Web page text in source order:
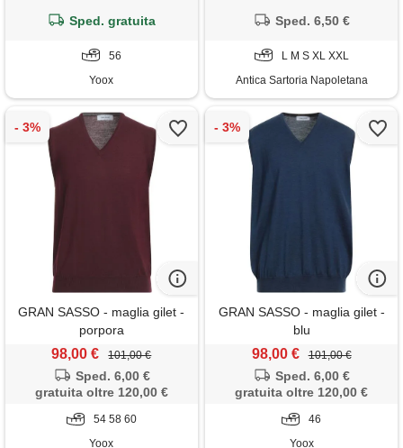
Sped. gratuita
56
Yoox
Sped. 6,50 €
L M S XL XXL
Antica Sartoria Napoletana
GRAN SASSO - maglia gilet -
porpora
98,00 € 101,00 €
Sped. 6,00 €
gratuita oltre 120,00 €
54 58 60
Yoox
GRAN SASSO - maglia gilet -
blu
98,00 € 101,00 €
Sped. 6,00 €
gratuita oltre 120,00 €
46
Yoox